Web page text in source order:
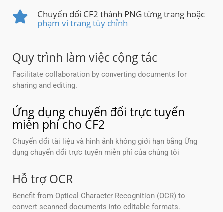
Chuyển đổi CF2 thành PNG từng trang hoặc
phạm vi trang tùy chỉnh
Quy trình làm việc cộng tác
Facilitate collaboration by converting documents for
sharing and editing.
Ứng dụng chuyển đổi trực tuyến
miễn phí cho CF2
Chuyển đổi tài liệu và hình ảnh không giới hạn bằng Ứng
dụng chuyển đổi trực tuyến miễn phí của chúng tôi
Hỗ trợ OCR
Benefit from Optical Character Recognition (OCR) to
convert scanned documents into editable formats.